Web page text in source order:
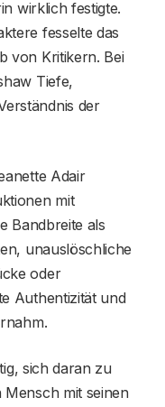
wirklich festigte.
fesselte das
von Kritikern. Bei
Tiefe,
der
Adair
mit
Bandbreite als
unauslöschliche
oder
Authentizität und
sich daran zu
mit seinen